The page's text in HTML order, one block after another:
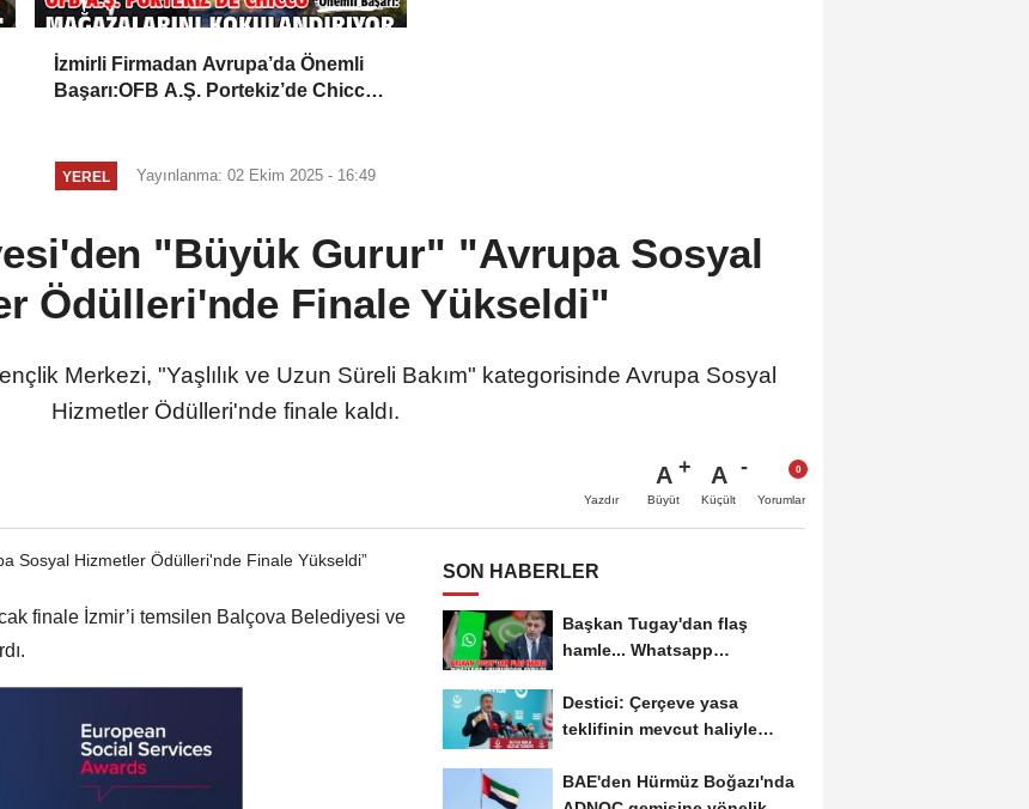
İzmirli Firmadan Avrupa’da Önemli
Başarı:OFB A.Ş. Portekiz’de Chicco
YEREL Yayınlanma: 02 Ekim 2025 - 16:49
"Büyük Gurur" "Avrupa Sosyal
Ödülleri'nde Finale Yükseldi"
Merkezi, "Yaşlılık ve Uzun Süreli Bakım" kategorisinde Avrupa Sosyal
Hizmetler Ödülleri'nde finale kaldı.
Yazdır
A
Büyüt
A
Küçült Yorumlar
finale İzmir’i temsilen Balçova Belediyesi ve
SON HABERLER
Başkan Tugay'dan flaş
hamle... Whatsapp
Destici: Çerçeve yasa
teklifinin mevcut haliyle
BAE'den Hürmüz Boğazı'nda